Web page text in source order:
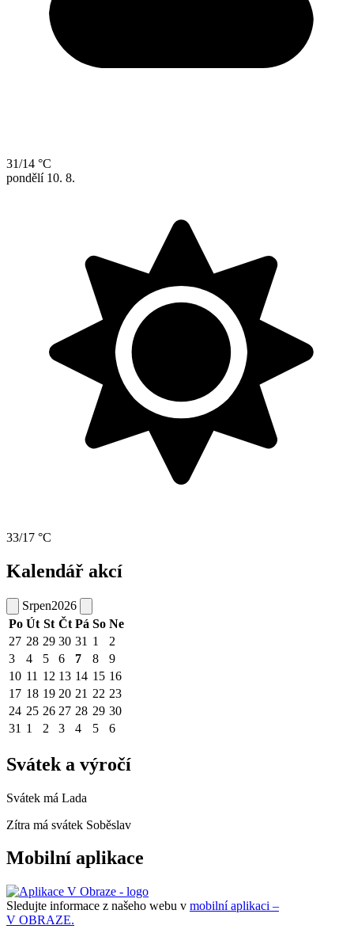
31/14 °C
pondělí 10. 8.
33/17 °C
Kalendář akcí
Srpen2026
Po Út St Čt Pá So Ne
27 28 29 30 31 1
2
3
4 5 6 7 8
9
10 11 12 13 14 15 16
17 18 19 20 21 22 23
24 25 26 27 28 29 30
31 1 2 3 4 5 6
Svátek a výročí
Svátek má Lada
Zítra má svátek Soběslav
Mobilní aplikace
Sledujte informace z našeho webu v mobilní aplikaci –
V OBRAZE.